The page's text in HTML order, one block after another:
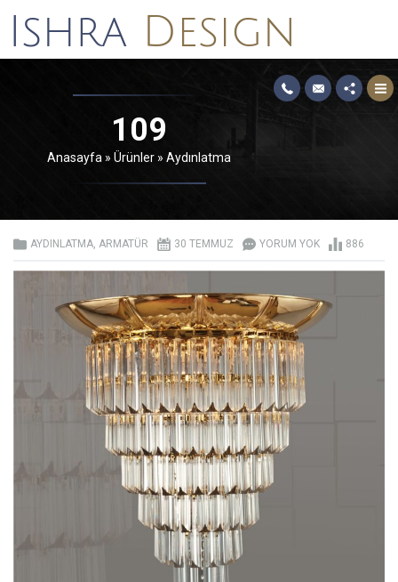
109
Anasayfa » Ürünler » Aydınlatma
AYDINLATMA, ARMATÜR 30 TEMMUZ YORUM YOK 886